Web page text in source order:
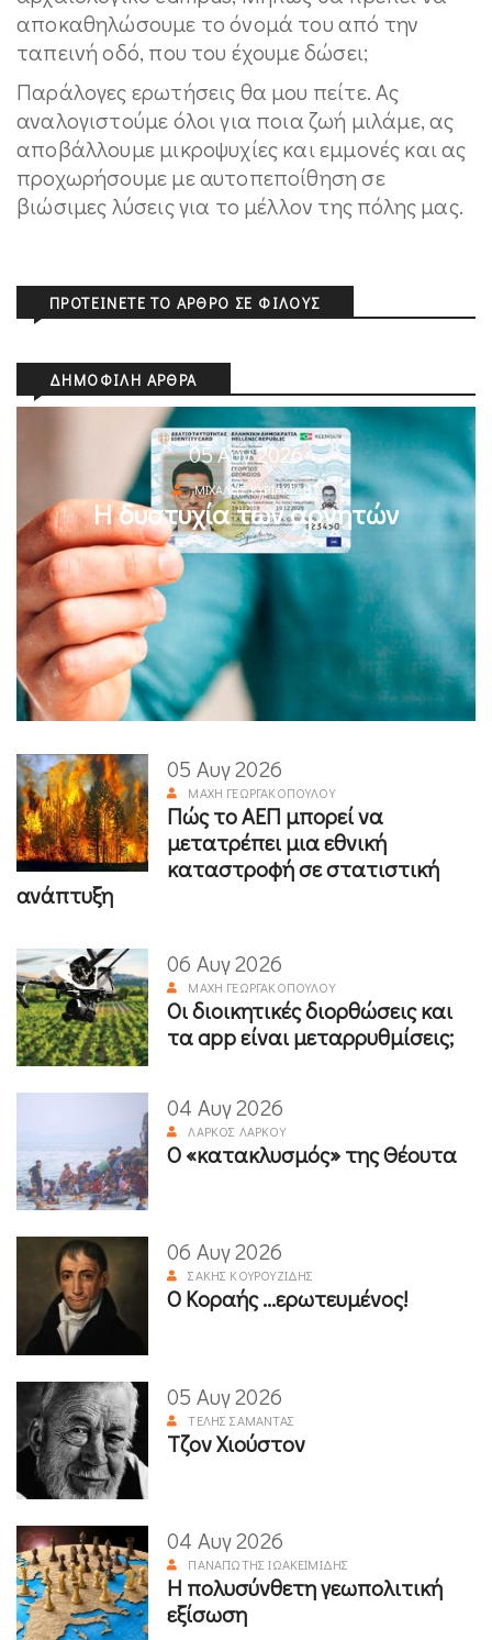
αποκαθηλώσουμε το όνομά του από την
ταπεινή οδό, που του έχουμε δώσει;
Παράλογες ερωτήσεις θα μου πείτε. Ας
αναλογιστούμε όλοι για ποια ζωή μιλάμε, ας
αποβάλλουμε μικροψυχίες και εμμονές και ας
προχωρήσουμε με αυτοπεποίθηση σε
βιώσιμες λύσεις για το μέλλον της πόλης μας.
ΠΡΟΤΕΊΝΕΤΕ ΤΟ ΆΡΘΡΟ ΣΕ ΦΊΛΟΥΣ
ΔΗΜΟΦΙΛΉ ΆΡΘΡΑ
05 Αυγ 2026
ΜΙΧΆΛΗΣ ΚΥΡΙΑΚΊΔΗΣ
Η δυστυχία των αρνητών
05 Αυγ 2026
ΜΆΧΗ ΓΕΩΡΓΑΚΟΠΟΎΛΟΥ
Πώς το ΑΕΠ μπορεί να
μετατρέπει μια εθνική
καταστροφή σε στατιστική
ανάπτυξη
06 Αυγ 2026
ΜΆΧΗ ΓΕΩΡΓΑΚΟΠΟΎΛΟΥ
Οι διοικητικές διορθώσεις και
τα app είναι μεταρρυθμίσεις;
04 Αυγ 2026
ΛΆΡΚΟΣ ΛΆΡΚΟΥ
Ο «κατακλυσμός» της Θέουτα
06 Αυγ 2026
ΣΆΚΗΣ ΚΟΥΡΟΥΖΊΔΗΣ
Ο Κοραής ...ερωτευμένος!
05 Αυγ 2026
ΤΈΛΗΣ ΣΑΜΑΝΤΆΣ
Τζον Χιούστον
04 Αυγ 2026
ΠΑΝΑΓΙΏΤΗΣ ΙΩΑΚΕΙΜΊΔΗΣ
Η πολυσύνθετη γεωπολιτική
εξίσωση